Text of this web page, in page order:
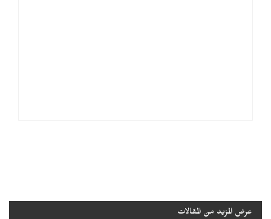
عرض المزيد من المقالات